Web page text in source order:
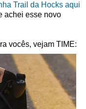
Trail da Hocks aqui
achei esse novo
vocês, vejam TIME: